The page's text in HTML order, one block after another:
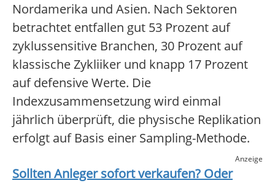
Nordamerika und Asien. Nach Sektoren
betrachtet entfallen gut 53 Prozent auf
zyklussensitive Branchen, 30 Prozent auf
klassische Zykliiker und knapp 17 Prozent
auf defensive Werte. Die
Indexzusammensetzung wird einmal
jährlich überprüft, die physische Replikation
erfolgt auf Basis einer Sampling-Methode.
Anzeige
Sollten Anleger sofort verkaufen? Oder